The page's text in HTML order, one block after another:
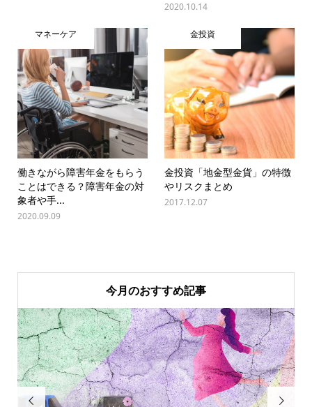
2020.10.14
マネーケア
働きながら障害年金をもらう
ことはできる？障害年金の対
象者や手...
2020.09.09
金投資
金投資「地金型金貨」の特徴
やリスクまとめ
2017.12.07
今月のおすすめ記事
 